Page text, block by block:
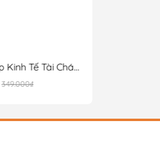
Tuyển Tập Kinh Tế Tài Chánh Chứng Khoán - Tương Thích Và Phát Triển Bắt Kịp - Bìa Cứng
349.000₫